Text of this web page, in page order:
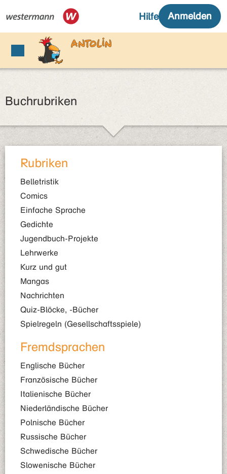
Buchrubriken
Rubriken
Belletristik
Comics
Einfache Sprache
Gedichte
Jugendbuch-Projekte
Lehrwerke
Kurz und gut
Mangas
Nachrichten
Quiz-Blöcke, -Bücher
Spielregeln (Gesellschaftsspiele)
Fremdsprachen
Englische Bücher
Französische Bücher
Italienische Bücher
Niederländische Bücher
Polnische Bücher
Russische Bücher
Schwedische Bücher
Slowenische Bücher